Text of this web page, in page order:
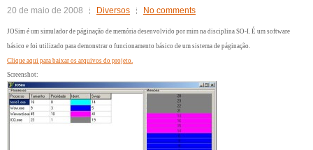
20 de maio de 2008 Diversos No comments
JOSim é um simulador de páginação de memória desenvolvido por mim na disciplina SO-I. É um software
básico e foi utilizado para demonstrar o funcionamento básico de um sistema de páginação.
Clique aqui para baixar os arquivos do projeto.
Screenshot: